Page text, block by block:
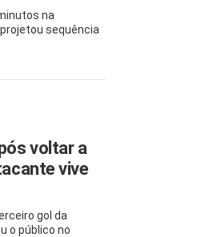
na
sequência
voltar a
vive
gol da
o público no